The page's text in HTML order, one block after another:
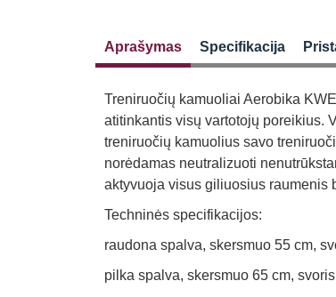
Aprašymas Specifikacija
Treniruočių kamuoliai Aerobika
atitinkantis visų vartotojų poreikius.
treniruočių kamuolius savo
norėdamas neutralizuoti
aktyvuoja visus giliuosius raumenis
Techninės specifikacijos:
raudona spalva, skersmuo 55 cm,
pilka spalva, skersmuo 65 cm,